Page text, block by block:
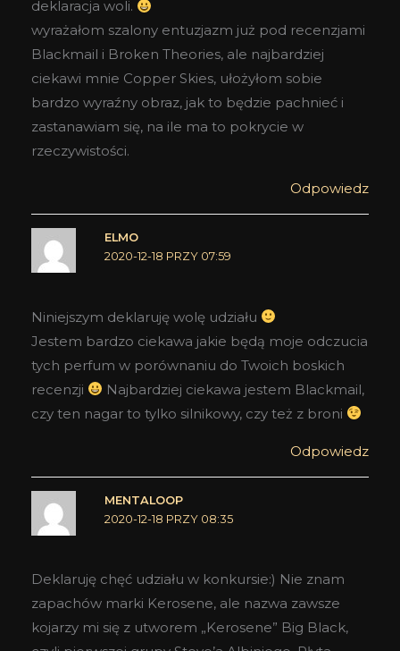
deklaracja woli.
wyrażałom szalony entuzjazm już pod recenzjami
Blackmail i Broken Theories, ale najbardziej
ciekawi mnie Copper Skies, ułożyłom sobie
bardzo wyraźny obraz, jak to będzie pachnieć i
zastanawiam się, na ile ma to pokrycie w
rzeczywistości.
Odpowiedz
ELMO
2020-12-18 PRZY 07:59
Niniejszym deklaruję wolę udziału
Jestem bardzo ciekawa jakie będą moje odczucia
tych perfum w porównaniu do Twoich boskich
recenzji
Najbardziej ciekawa jestem Blackmail,
czy ten nagar to tylko silnikowy, czy też z broni
Odpowiedz
MENTALOOP
2020-12-18 PRZY 08:35
Deklaruję chęć udziału w konkursie:) Nie znam
zapachów marki Kerosene, ale nazwa zawsze
kojarzy mi się z utworem „Kerosene” Big Black,